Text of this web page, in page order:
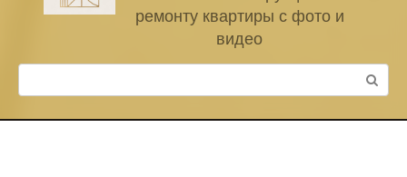
ремонту квартиры с фото и
видео
Поиск: